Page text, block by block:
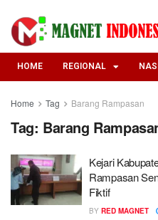
HOME REGIONAL
Home Tag Barang Rampasan
Tag: Barang
Kejari
Rampasan
Fiktif
BY RED MAGNET